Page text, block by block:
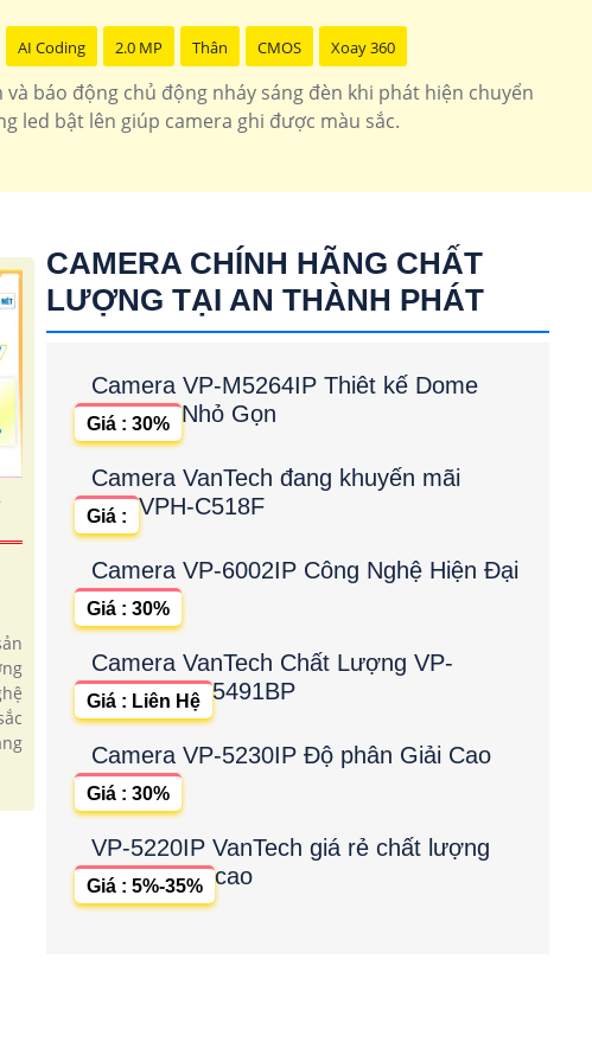
AI Coding 2.0 MP Thân CMOS Xoay 360
báo động chủ động nháy sáng đèn khi phát hiện chuyển
led bật lên giúp camera ghi được màu sắc.
CAMERA CHÍNH HÃNG CHẤT
LƯỢNG TẠI AN THÀNH PHÁT
Camera VP-M5264IP Thiêt kế Dome
Nhỏ Gọn
Giá : 30%
Camera VanTech đang khuyến mãi
VPH-C518F
Giá :
Camera VP-6002IP Công Nghệ Hiện Đại
Giá : 30%
Camera VanTech Chất Lượng VP-
5491BP
Giá : Liên Hệ
Camera VP-5230IP Độ phân Giải Cao
Giá : 30%
VP-5220IP VanTech giá rẻ chất lượng
cao
Giá : 5%-35%